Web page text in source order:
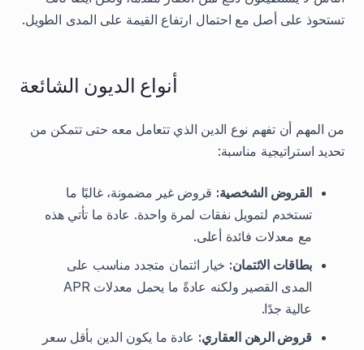
تستحوذ على أصل مع احتمال ارتفاع القيمة على المدى الطويل.
أنواع الديون الشائعة
من المهم أن تفهم نوع الدين الذي تتعامل معه حتى تتمكن من
تحديد استراتيجية مناسبة:
القروض الشخصية:قروض غير مضمونة، غالبًا ما
تستخدم لتمويل نفقات لمرة واحدة. عادة ما تأتي هذه
مع معدلات فائدة أعلى.
بطاقات الائتمان:خيار ائتمان متجدد مناسب على
المدى القصير ولكنه عادةً ما يحمل معدلات APR
عالية جدًا.
قروض الرهن العقاري:عادة ما يكون الدين بأقل سعر